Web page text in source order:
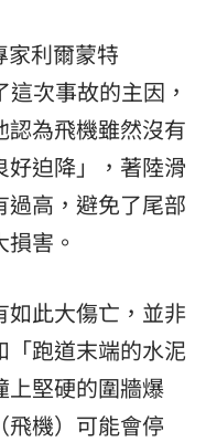
家利爾蒙特
次事故的主因，
為飛機雖然沒有
迫降」，著陸滑
高，避免了尾部
害。
如此大傷亡，並非
跑道末端的水泥
上堅硬的圍牆爆
飛機）可能會停